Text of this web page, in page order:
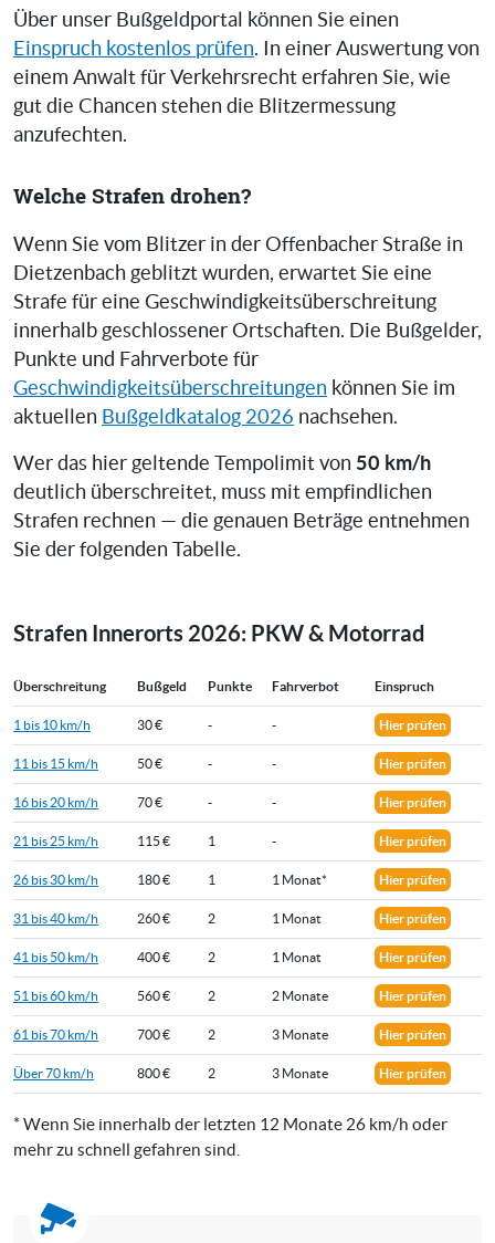
Über unser Bußgeldportal können Sie einen
Einspruch kostenlos prüfen. In einer Auswertung von
einem Anwalt für Verkehrsrecht erfahren Sie, wie
gut die Chancen stehen die Blitzermessung
anzufechten.
Welche Strafen drohen?
Wenn Sie vom Blitzer in der Offenbacher Straße in
Dietzenbach geblitzt wurden, erwartet Sie eine
Strafe für eine Geschwindigkeitsüberschreitung
innerhalb geschlossener Ortschaften. Die Bußgelder,
Punkte und Fahrverbote für
Geschwindigkeitsüberschreitungen können Sie im
aktuellen Bußgeldkatalog 2026 nachsehen.
Wer das hier geltende Tempolimit von 50 km/h
deutlich überschreitet, muss mit empfindlichen
Strafen rechnen — die genauen Beträge entnehmen
Sie der folgenden Tabelle.
Strafen Innerorts 2026: PKW & Motorrad
Überschreitung Bußgeld Punkte Fahrverbot Einspruch
1 bis 10 km/h 30 € - - Hier prüfen
11 bis 15 km/h 50 € - - Hier prüfen
16 bis 20 km/h 70 € - - Hier prüfen
21 bis 25 km/h 115 € 1 - Hier prüfen
26 bis 30 km/h 180 € 1 1 Monat* Hier prüfen
31 bis 40 km/h 260 € 2 1 Monat Hier prüfen
41 bis 50 km/h 400 € 2 1 Monat Hier prüfen
51 bis 60 km/h 560 € 2 2 Monate Hier prüfen
61 bis 70 km/h 700 € 2 3 Monate Hier prüfen
Über 70 km/h 800 € 2 3 Monate Hier prüfen
* Wenn Sie innerhalb der letzten 12 Monate 26 km/h oder
mehr zu schnell gefahren sind.